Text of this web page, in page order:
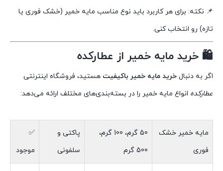
📌 نکته: برای هر کاربرد باید نوع مناسب مایه خمیر (خشک فوری یا
تازه) رو انتخاب کنی.
🛍️ خرید مایه خمیر از عطارکده
اگر به دنبال خرید مایه خمیر باکیفیت هستید، فروشگاه اینترنتی
عطارکده انواع مایه خمیر را در بسته‌بندی‌های مختلف ارائه می‌دهد:
مایه خمیر خشک
فوری
50 گرم، 100 گرم،
500 گرم
پاکتی و
سلفونی
✅
موجود